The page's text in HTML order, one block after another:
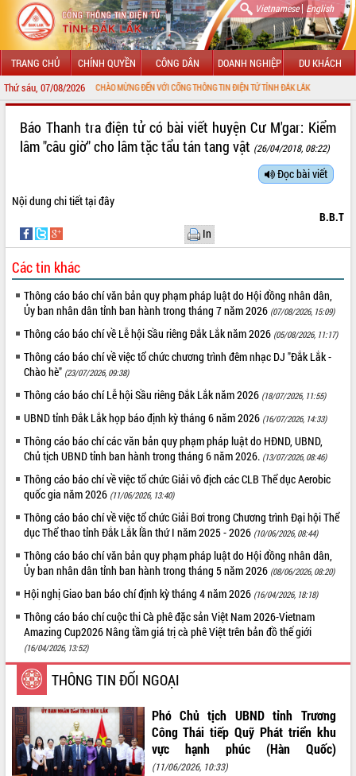
Vietnamese| English
TRANG CHỦ CHÍNH QUYỀN CÔNG DÂN DOANH NGHIỆP DU KHÁCH
Thứ sáu, 07/08/2026CHÀO MỪNG ĐẾN VỚI CỔNG THÔNG TIN ĐIỆN TỬ TỈNH ĐẮK LẮK
LÃNH ĐẠO UBND TỈNH
UBND CÁC XÃ, PHƯỜNG
THÔNG TIN CHỈ ĐẠO ĐIỀU HÀNH
HỆ THỐNG VĂN BẢN
ĐIỂM TIN VĂN BẢN
QUY HOẠCH - KẾ HOẠCH
VIDEO
Loading the player...
​Báo Thanh tra điện tử có bài viết huyện Cư M'gar: Kiểm
lâm "câu giờ" cho lâm tặc tẩu tán tang vật (26/04/2018, 08:22)
Đọc bài viết
Nội dung chi tiếttại đây
B.B.T
In
Các tin khác
Thông cáo báo chí văn bản quy phạm pháp luật do Hội đồng nhân dân,
Ủy ban nhân dân tỉnh ban hành trong tháng 7 năm 2026 (07/08/2026, 15:09)
Thông cáo báo chí về Lễ hội Sầu riêng Đắk Lắk năm 2026 (05/08/2026, 11:17)
Thông cáo báo chí về việc tổ chức chương trình đêm nhạc DJ "Đắk Lắk -
Chào hè" (23/07/2026, 09:38)
Thông cáo báo chí Lễ hội Sầu riêng Đắk Lắk năm 2026 (18/07/2026, 11:55)
UBND tỉnh Đắk Lắk họp báo định kỳ tháng 6 năm 2026 (16/07/2026, 14:33)
Thông cáo báo chí các văn bản quy phạm pháp luật do HĐND, UBND,
Chủ tịch UBND tỉnh ban hành trong tháng 6 năm 2026. (13/07/2026, 08:46)
Thông cáo báo chí về việc tổ chức Giải vô địch các CLB Thể dục Aerobic
quốc gia năm 2026 (11/06/2026, 13:40)
Thông cáo báo chí về việc tổ chức Giải Bơi trong Chương trình Đại hội Thể
dục Thể thao tỉnh Đắk Lắk lần thứ I năm 2025 - 2026 (10/06/2026, 08:44)
Thông cáo báo chí văn bản quy phạm pháp luật do Hội đồng nhân dân,
Ủy ban nhân dân tỉnh ban hành trong tháng 5 năm 2026 (08/06/2026, 08:20)
Hội nghị Giao ban báo chí định kỳ tháng 4 năm 2026 (16/04/2026, 18:18)
Thông cáo báo chí cuộc thi Cà phê đặc sản Việt Nam 2026-Vietnam
Amazing Cup2026 Nâng tầm giá trị cà phê Việt trên bản đồ thế giới
(16/04/2026, 13:52)
THÔNG TIN ĐỐI NGOẠI
Phó Chủ tịch UBND tỉnh Trương
Công Thái tiếp Quỹ Phát triển khu
vực hạnh phúc (Hàn Quốc)
(11/06/2026, 10:33)